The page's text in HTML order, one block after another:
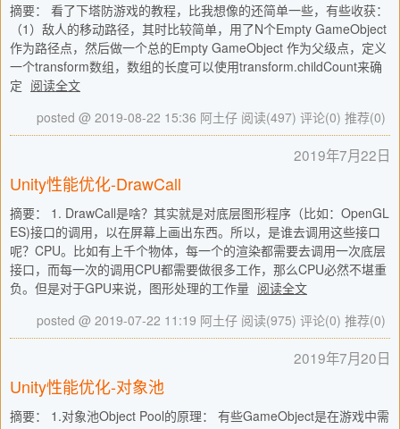
摘要： 看了下塔防游戏的教程，比我想像的还简单一些，有些收获：
（1）敌人的移动路径，其时比较简单，用了N个Empty GameObject
作为路径点，然后做一个总的Empty GameObject 作为父级点，定义
一个transform数组，数组的长度可以使用transform.childCount来确
定 阅读全文
posted @ 2019-08-22 15:36 阿土仔 阅读(497) 评论(0) 推荐(0)
2019年7月22日
Unity性能优化-DrawCall
摘要： 1. DrawCall是啥？其实就是对底层图形程序（比如：OpenGL
ES)接口的调用，以在屏幕上画出东西。所以，是谁去调用这些接口
呢？CPU。比如有上千个物体，每一个的渲染都需要去调用一次底层
接口，而每一次的调用CPU都需要做很多工作，那么CPU必然不堪重
负。但是对于GPU来说，图形处理的工作量 阅读全文
posted @ 2019-07-22 11:19 阿土仔 阅读(975) 评论(0) 推荐(0)
2019年7月20日
Unity性能优化-对象池
摘要： 1.对象池Object Pool的原理： 有些GameObject是在游戏中需